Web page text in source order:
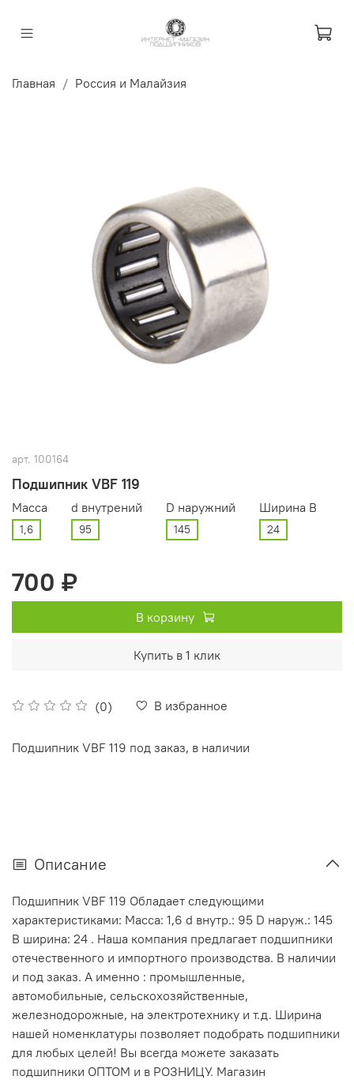
Главная Россия и Малайзия
арт. 100164
Подшипник VBF 119
(0) В избранное
Масса
1,6
d внутрений
95
D наружний
145
Ширина В
24
700 ₽
В корзину
Купить в 1 клик
Подшипник VBF 119 под заказ, в наличии
Описание
Подшипник VBF 119 Обладает следующими
характеристиками: Масса: 1,6 d внутр.: 95 D наруж.: 145
В ширина: 24 . Наша компания предлагает подшипники
отечественного и импортного производства. В наличии
и под заказ. А именно : промышленные,
автомобильные, сельскохозяйственные,
железнодорожные, на электротехнику и т.д. Ширина
нашей номенклатуры позволяет подобрать подшипники
для любых целей! Вы всегда можете заказать
подшипники ОПТОМ и в РОЗНИЦУ. Магазин